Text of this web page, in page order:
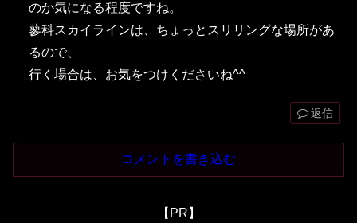
のか気になる程度ですね。
蓼科スカイラインは、ちょっとスリリングな場所があ
るので、
行く場合は、お気をつけくださいね^^
返信
コメントを書き込む
【PR】